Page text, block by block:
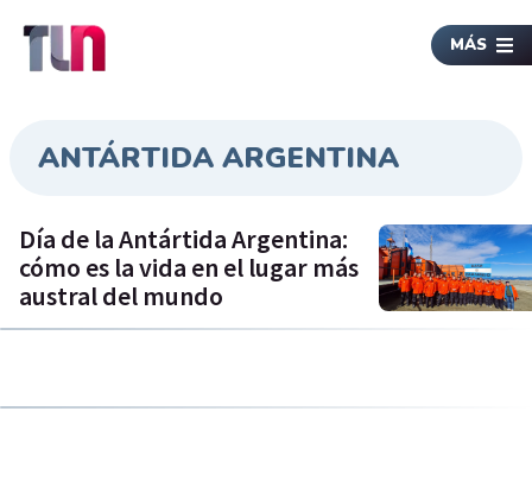
MÁS
ANTÁRTIDA ARGENTINA
Día de la Antártida Argentina:
cómo es la vida en el lugar más
austral del mundo